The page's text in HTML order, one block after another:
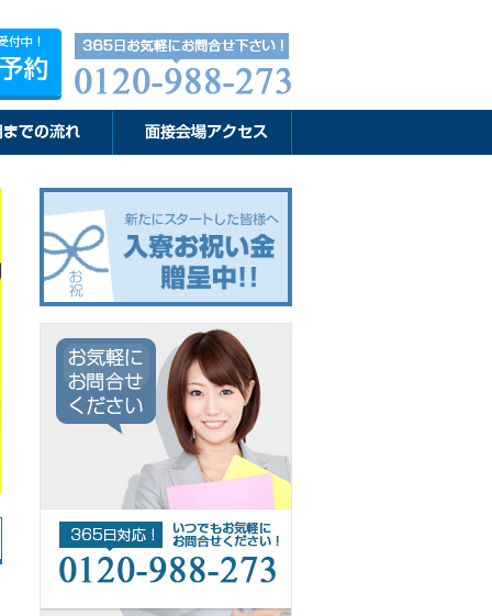
988-273